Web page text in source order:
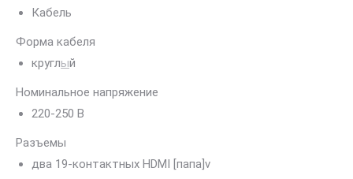
Кабель
Форма кабеля
круглый
Номинальное напряжение
220-250 В
Разъемы
два 19-контактных HDMI [папа]v